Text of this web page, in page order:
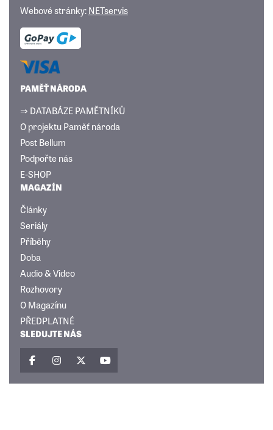
Webové stránky:NETservis
PAMĚŤ NÁRODA
⇒ DATABÁZE PAMĚTNÍKŮ
O projektu Paměť národa
Post Bellum
Podpořte nás
E-SHOP
MAGAZÍN
Články
Seriály
Příběhy
Doba
Audio & Video
Rozhovory
O Magazínu
PŘEDPLATNÉ
SLEDUJTE NÁS